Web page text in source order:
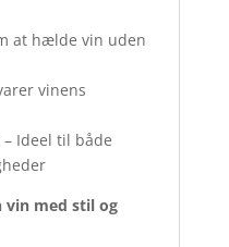
at hælde vin uden
vinens
– Ideel til både
vin med stil og